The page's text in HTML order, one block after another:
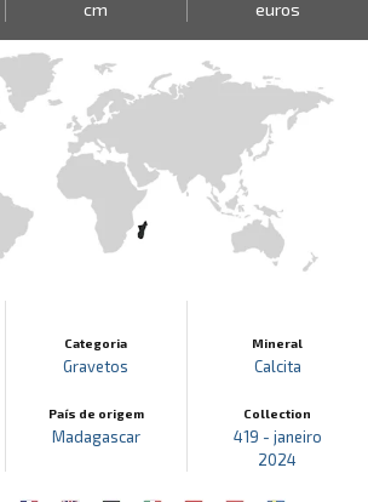
cm euros
Categoria
Gravetos
País de origem
Madagascar
Mineral
Calcita
Collection
419 - janeiro
2024